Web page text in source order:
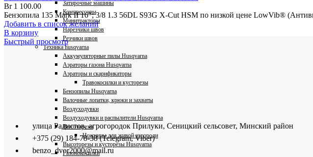
Затирочные машины
Компрессоры
Минитракторы
Нарезчики швов
Резчики швов
Техника husqvarna
Аккумуляторные пилы Husqvarna
Аэраторы газона Husqvarna
Аэраторы и скарификаторы
Травокосилки и кусторезы
Бензопилы Husqvarna
Валочные лопатки, крюки и захваты
Воздуходувки
Воздуходувки и распылители Husqvarna
Высоторезы
Ножницы для живой изгороди
Высоторезы и кусторезы Husqvarna
Газонокосилки
Br1 100.00
Бензопила 135 Mark II 16″; 3/8 1.3 56DL S93G X-Cut HSM по низкой цене LowVib®
Добавить в список желаний
В корзину
Быстрый просмотр
улица Радистов, агрогородок Прилуки, Сеницкий сельсовет, Минский район
+375 (29) 184-78-38 (Telegram, Viber)
benzo_dvor2000@mail.ru